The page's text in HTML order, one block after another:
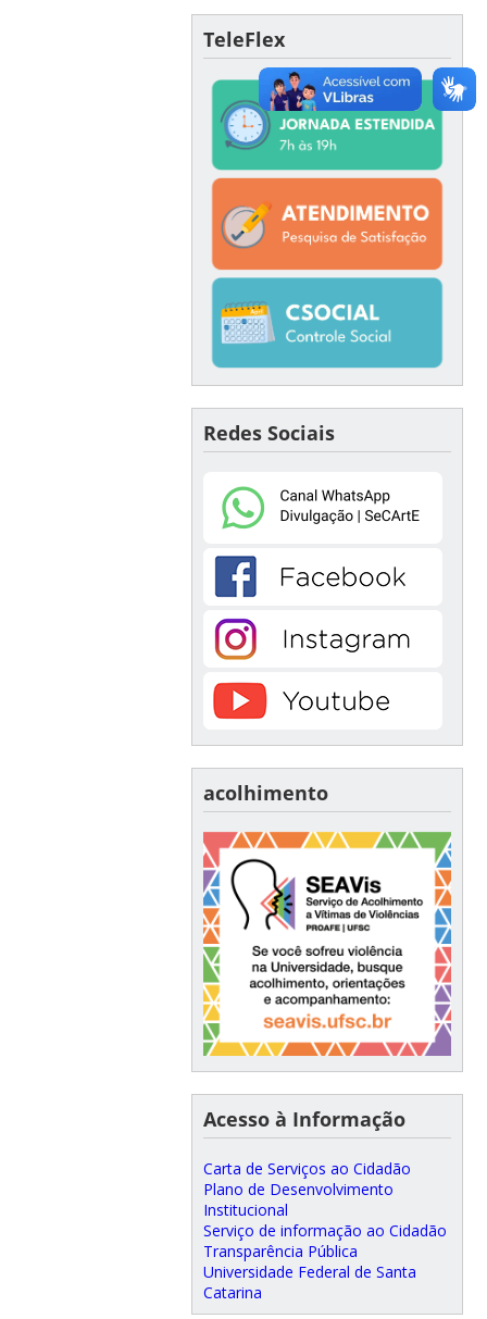
TeleFlex
Redes Sociais
acolhimento
Acesso à Informação
Carta de Serviços ao Cidadão
Plano de Desenvolvimento
Institucional
Serviço de informação ao Cidadão
Transparência Pública
Universidade Federal de Santa
Catarina